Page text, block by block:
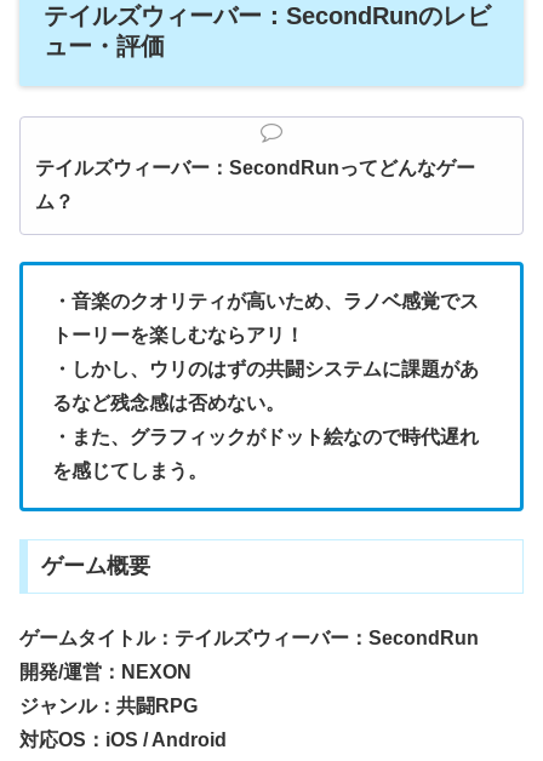
テイルズウィーバー：SecondRunのレビ
ュー・評価
テイルズウィーバー：SecondRunってどんなゲー
ム？
・音楽のクオリティが高いため、ラノベ感覚でス
トーリーを楽しむならアリ！
・しかし、ウリのはずの共闘システムに課題があ
るなど残念感は否めない。
・また、グラフィックがドット絵なので時代遅れ
を感じてしまう。
ゲーム概要
ゲームタイトル：テイルズウィーバー：SecondRun
開発/運営：NEXON
ジャンル：共闘RPG
対応OS：iOS / Android